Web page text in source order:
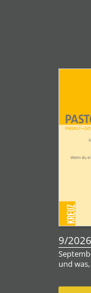
9/2026
und